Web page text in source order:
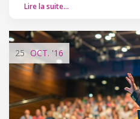
Lire la suite…
25 OCT. '16